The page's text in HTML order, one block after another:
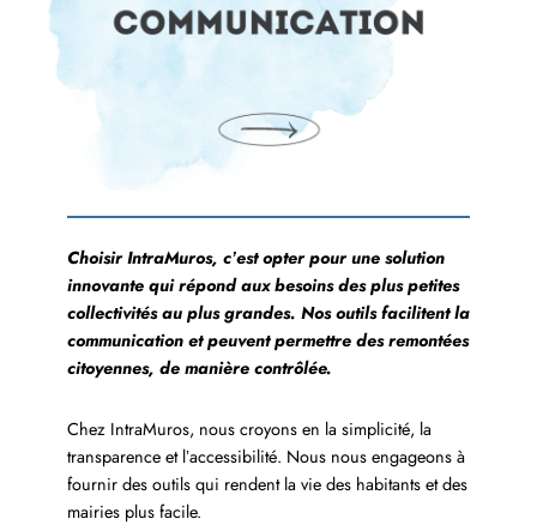
Choisir IntraMuros, cʼest opter pour une solution
innovante qui répond aux besoins des plus petites
collectivités au plus grandes. Nos outils facilitent la
communication et peuvent permettre des remontées
citoyennes, de manière contrôlée.
Chez IntraMuros, nous croyons en la simplicité, la
transparence et lʼaccessibilité. Nous nous engageons à
fournir des outils qui rendent la vie des habitants et des
mairies plus facile.